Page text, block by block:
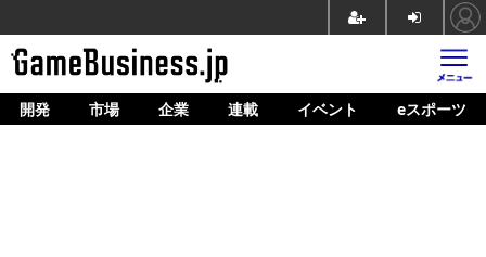
ホーム
開発 市場 企業 連載 イベント eスポーツ